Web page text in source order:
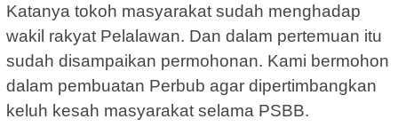
Katanya tokoh masyarakat sudah menghadap
wakil rakyat Pelalawan. Dan dalam pertemuan itu
sudah disampaikan permohonan. Kami bermohon
dalam pembuatan Perbub agar dipertimbangkan
keluh kesah masyarakat selama PSBB.